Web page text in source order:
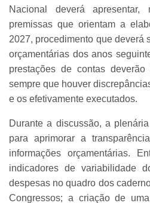
Nacional deverá
premissas que orientam a
2027, procedimento que deverá
orçamentárias dos anos
prestações de contas
sempre que houver
e os efetivamente executados.
Durante a discussão, a
para aprimorar a
informações orçamentárias.
indicadores de variabilidade
despesas no quadro dos
Congressos; a criação de